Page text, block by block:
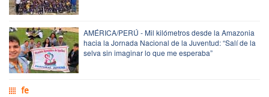
AMÉRICA/PERÚ - Mil kilómetros desde la Amazonia
hacia la Jornada Nacional de la Juventud: “Salí de la
selva sin imaginar lo que me esperaba”
fe